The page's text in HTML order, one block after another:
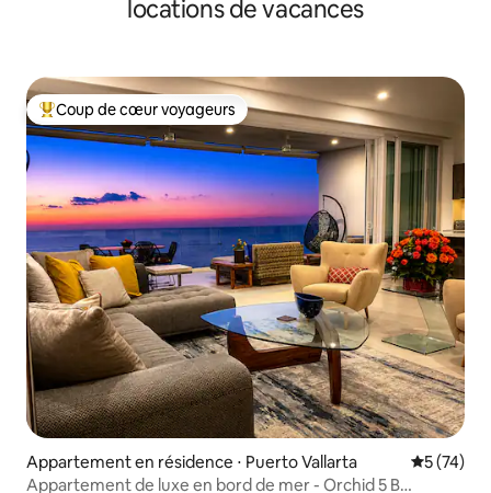
locations de vacances
Coups de cœur voyageurs les plus appréciés
Coup de cœur voyageurs
Appartement en résidence ⋅ Puerto Vallarta
5 (74)
Appartement de luxe en bord de mer - Orchid 5 B